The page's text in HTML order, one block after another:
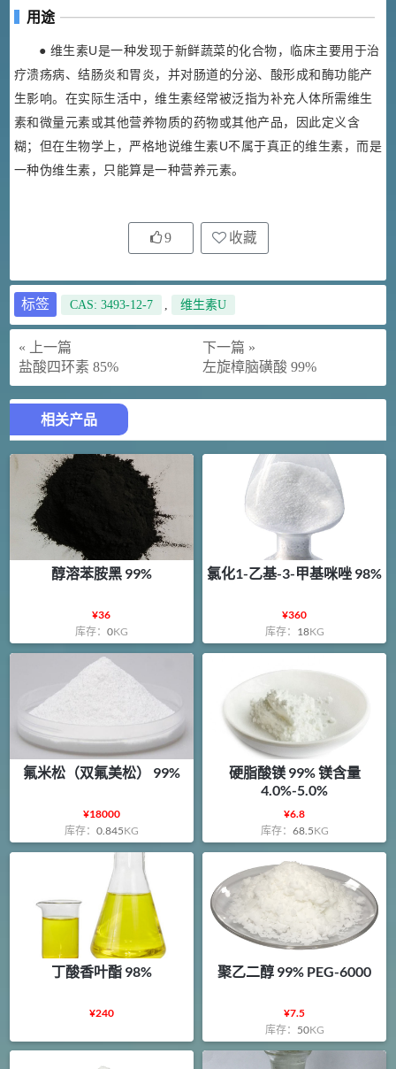
用途
● 维生素U是一种发现于新鲜蔬菜的化合物，临床主要用于治
疗溃疡病、结肠炎和胃炎，并对肠道的分泌、酸形成和酶功能产
生影响。在实际生活中，维生素经常被泛指为补充人体所需维生
素和微量元素或其他营养物质的药物或其他产品，因此定义含
糊；但在生物学上，严格地说维生素U不属于真正的维生素，而是
一种伪维生素，只能算是一种营养元素。
9 收藏
标签 CAS: 3493-12-7 , 维生素U
« 上一篇
盐酸四环素 85%
下一篇 »
左旋樟脑磺酸 99%
相关产品
醇溶苯胺黑 99%
¥36
库存： 0KG
氯化1-乙基-3-甲基咪唑 98%
¥360
库存： 18KG
氟米松（双氟美松） 99%
¥18000
库存： 0.845KG
硬脂酸镁 99% 镁含量
4.0%-5.0%
¥6.8
库存： 68.5KG
丁酸香叶酯 98%
¥240
聚乙二醇 99% PEG-6000
¥7.5
库存： 50KG